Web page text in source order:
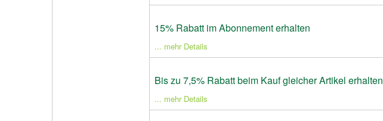
15% Rabatt im Abonnement erhalten
... mehr Details
Bis zu 7,5% Rabatt beim Kauf gleicher Artikel erhalten
... mehr Details